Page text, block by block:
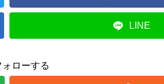
LINE
ローする